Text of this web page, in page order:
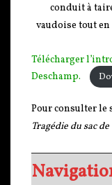
conduit à
vaudoise tout
Télécharger
Deschamp.
Pour consulter le
Tragédie du sac